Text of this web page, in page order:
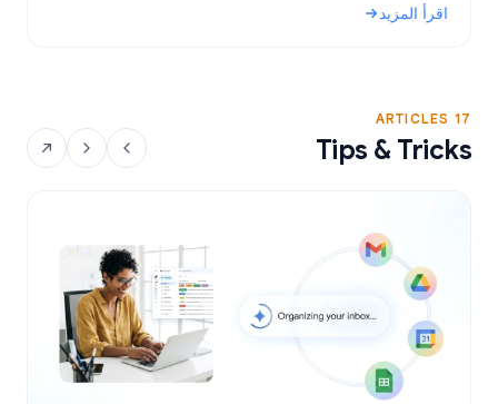
اقرأ المزيد
: أفضل أدوات دمج المراسلات (Mail Merge) المجانية لـ Gmail: دليل الإعداد (2026)
17 ARTICLES
Tips & Tricks